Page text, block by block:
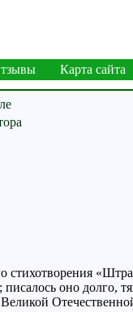
Карта сайта
стихотворения
оно долго,